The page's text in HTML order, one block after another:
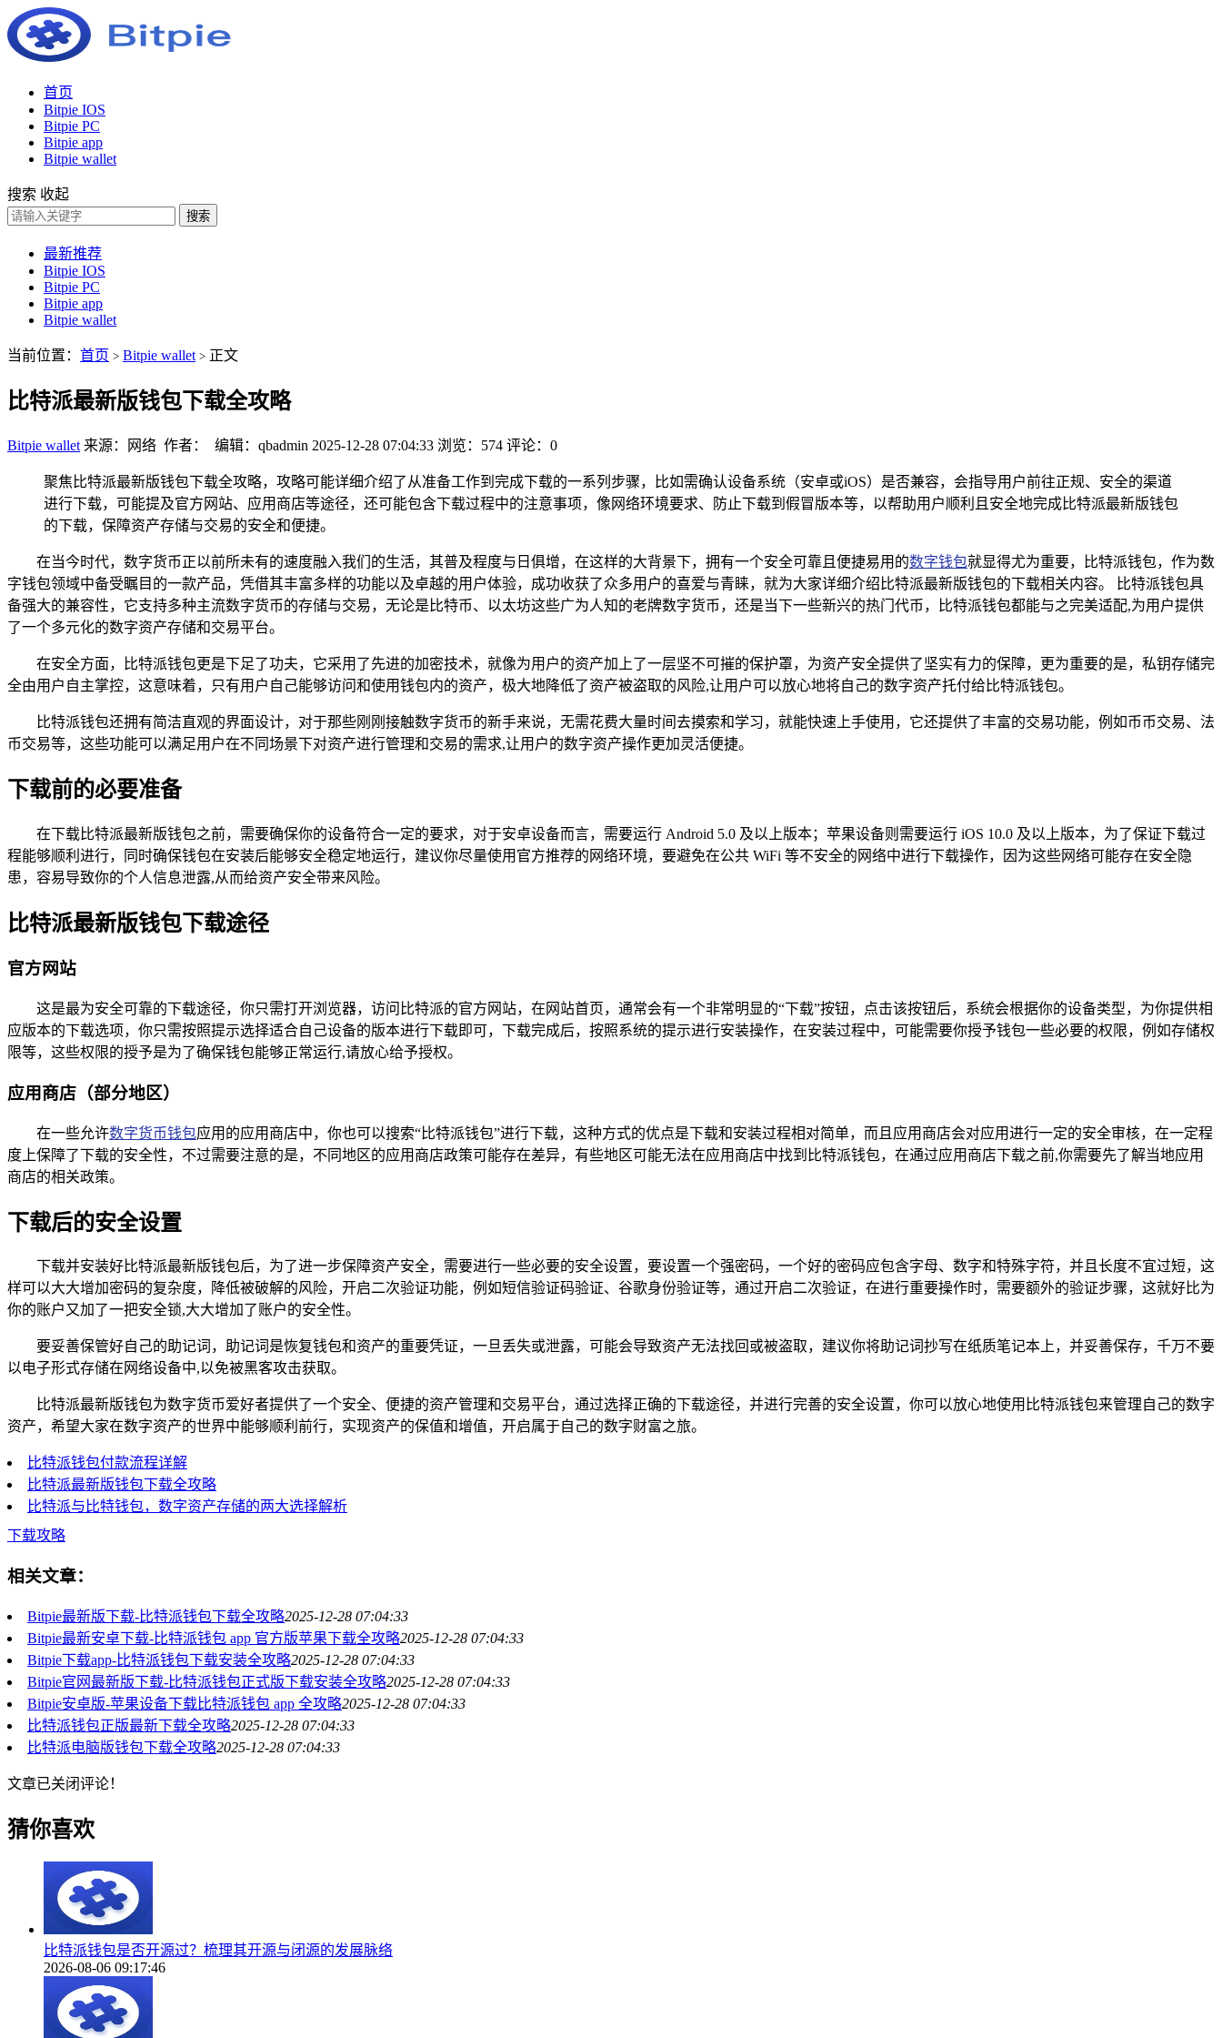
首页
Bitpie IOS
Bitpie PC
Bitpie app
Bitpie wallet
搜索 收起
搜索
最新推荐
Bitpie IOS
Bitpie PC
Bitpie app
Bitpie wallet
当前位置： 首页 > Bitpie wallet > 正文
比特派最新版钱包下载全攻略
Bitpie wallet 来源：网络 作者： 编辑：qbadmin 2025-12-28 07:04:33 浏览：574 评论：0
聚焦比特派最新版钱包下载全攻略，攻略可能详细介绍了从准备工作到完成下载的一系列步骤，比如需确认设备系统（安卓或iOS）是否兼容，会指导用户前往正规、安全的渠道
进行下载，可能提及官方网站、应用商店等途径，还可能包含下载过程中的注意事项，像网络环境要求、防止下载到假冒版本等，以帮助用户顺利且安全地完成比特派最新版钱包
的下载，保障资产存储与交易的安全和便捷。
在当今时代，数字货币正以前所未有的速度融入我们的生活，其普及程度与日俱增，在这样的大背景下，拥有一个安全可靠且便捷易用的数字钱包就显得尤为重要，比特派钱包，作为数
字钱包领域中备受瞩目的一款产品，凭借其丰富多样的功能以及卓越的用户体验，成功收获了众多用户的喜爱与青睐，就为大家详细介绍比特派最新版钱包的下载相关内容。 比特派钱包具
备强大的兼容性，它支持多种主流数字货币的存储与交易，无论是比特币、以太坊这些广为人知的老牌数字货币，还是当下一些新兴的热门代币，比特派钱包都能与之完美适配,为用户提供
了一个多元化的数字资产存储和交易平台。
在安全方面，比特派钱包更是下足了功夫，它采用了先进的加密技术，就像为用户的资产加上了一层坚不可摧的保护罩，为资产安全提供了坚实有力的保障，更为重要的是，私钥存储完
全由用户自主掌控，这意味着，只有用户自己能够访问和使用钱包内的资产，极大地降低了资产被盗取的风险,让用户可以放心地将自己的数字资产托付给比特派钱包。
比特派钱包还拥有简洁直观的界面设计，对于那些刚刚接触数字货币的新手来说，无需花费大量时间去摸索和学习，就能快速上手使用，它还提供了丰富的交易功能，例如币币交易、法
币交易等，这些功能可以满足用户在不同场景下对资产进行管理和交易的需求,让用户的数字资产操作更加灵活便捷。
下载前的必要准备
在下载比特派最新版钱包之前，需要确保你的设备符合一定的要求，对于安卓设备而言，需要运行 Android 5.0 及以上版本；苹果设备则需要运行 iOS 10.0 及以上版本，为了保证下载过
程能够顺利进行，同时确保钱包在安装后能够安全稳定地运行，建议你尽量使用官方推荐的网络环境，要避免在公共 WiFi 等不安全的网络中进行下载操作，因为这些网络可能存在安全隐
患，容易导致你的个人信息泄露,从而给资产安全带来风险。
比特派最新版钱包下载途径
官方网站
这是最为安全可靠的下载途径，你只需打开浏览器，访问比特派的官方网站，在网站首页，通常会有一个非常明显的“下载”按钮，点击该按钮后，系统会根据你的设备类型，为你提供相
应版本的下载选项，你只需按照提示选择适合自己设备的版本进行下载即可，下载完成后，按照系统的提示进行安装操作，在安装过程中，可能需要你授予钱包一些必要的权限，例如存储权
限等，这些权限的授予是为了确保钱包能够正常运行,请放心给予授权。
应用商店（部分地区）
在一些允许数字货币钱包应用的应用商店中，你也可以搜索“比特派钱包”进行下载，这种方式的优点是下载和安装过程相对简单，而且应用商店会对应用进行一定的安全审核，在一定程
度上保障了下载的安全性，不过需要注意的是，不同地区的应用商店政策可能存在差异，有些地区可能无法在应用商店中找到比特派钱包，在通过应用商店下载之前,你需要先了解当地应用
商店的相关政策。
下载后的安全设置
下载并安装好比特派最新版钱包后，为了进一步保障资产安全，需要进行一些必要的安全设置，要设置一个强密码，一个好的密码应包含字母、数字和特殊字符，并且长度不宜过短，这
样可以大大增加密码的复杂度，降低被破解的风险，开启二次验证功能，例如短信验证码验证、谷歌身份验证等，通过开启二次验证，在进行重要操作时，需要额外的验证步骤，这就好比为
你的账户又加了一把安全锁,大大增加了账户的安全性。
要妥善保管好自己的助记词，助记词是恢复钱包和资产的重要凭证，一旦丢失或泄露，可能会导致资产无法找回或被盗取，建议你将助记词抄写在纸质笔记本上，并妥善保存，千万不要
以电子形式存储在网络设备中,以免被黑客攻击获取。
比特派最新版钱包为数字货币爱好者提供了一个安全、便捷的资产管理和交易平台，通过选择正确的下载途径，并进行完善的安全设置，你可以放心地使用比特派钱包来管理自己的数字
资产，希望大家在数字资产的世界中能够顺利前行，实现资产的保值和增值，开启属于自己的数字财富之旅。
比特派钱包付款流程详解
比特派最新版钱包下载全攻略
比特派与比特钱包，数字资产存储的两大选择解析
下载攻略
相关文章：
Bitpie最新版下载-比特派钱包下载全攻略2025-12-28 07:04:33
Bitpie最新安卓下载-比特派钱包 app 官方版苹果下载全攻略2025-12-28 07:04:33
Bitpie下载app-比特派钱包下载安装全攻略2025-12-28 07:04:33
Bitpie官网最新版下载-比特派钱包正式版下载安装全攻略2025-12-28 07:04:33
Bitpie安卓版-苹果设备下载比特派钱包 app 全攻略2025-12-28 07:04:33
比特派钱包正版最新下载全攻略2025-12-28 07:04:33
比特派电脑版钱包下载全攻略2025-12-28 07:04:33
文章已关闭评论！
猜你喜欢
比特派钱包是否开源过？梳理其开源与闭源的发展脉络
2026-08-06 09:17:46